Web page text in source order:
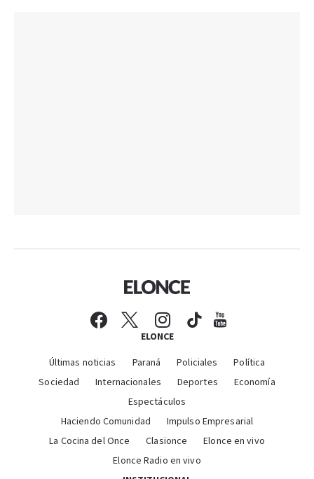
ELONCE
Últimas noticias Paraná Policiales
Política
Sociedad
Internacionales Deportes
Economía
Espectáculos
Haciendo Comunidad
Impulso Empresarial
La Cocina del Once
Clasionce
Elonce en vivo
Elonce Radio en vivo